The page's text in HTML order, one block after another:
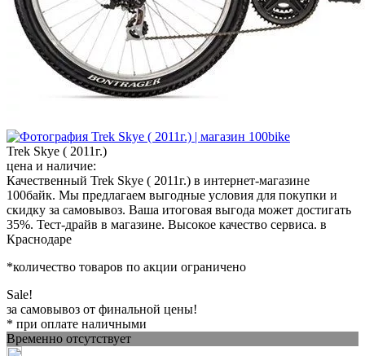
Trek Skye ( 2011г.)
цена и наличие:
Качественный Trek Skye ( 2011г.) в интернет-магазине
100байк. Мы предлагаем выгодные условия для покупки и
скидку за самовывоз. Ваша итоговая выгода может достигать
35%. Тест-драйв в магазине. Высокое качество сервиса. в
Краснодаре
*количество товаров по акции ограничено
Sale!
за самовывоз от финальной цены!
* при оплате наличными
Временно отсутствует